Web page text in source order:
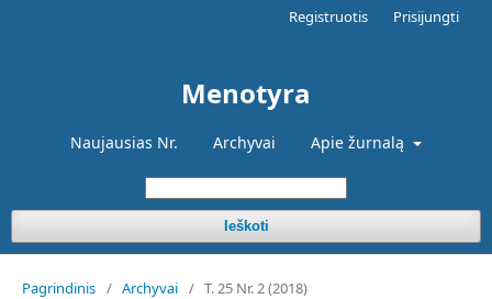
Menotyra
Naujausias Nr. Archyvai Apie žurnalą
Ieškoti
Registruotis Prisijungti
Pagrindinis / Archyvai / T. 25 Nr. 2 (2018)